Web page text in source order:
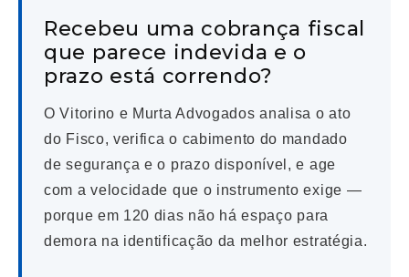
Recebeu uma cobrança fiscal
que parece indevida e o
prazo está correndo?
O Vitorino e Murta Advogados analisa o ato
do Fisco, verifica o cabimento do mandado
de segurança e o prazo disponível, e age
com a velocidade que o instrumento exige —
porque em 120 dias não há espaço para
demora na identificação da melhor estratégia.